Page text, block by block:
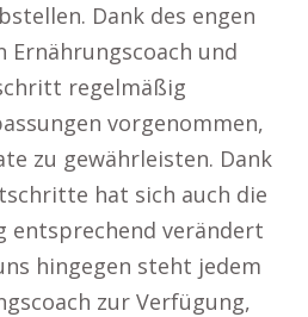
Dank des engen
Ernährungscoach und
regelmäßig
vorgenommen,
zu gewährleisten. Dank
hat sich auch die
entsprechend verändert
hingegen steht jedem
zur Verfügung,